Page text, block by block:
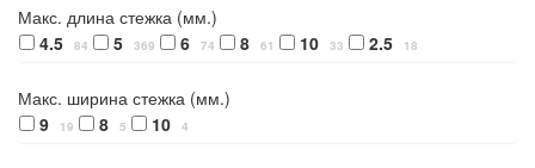
Макс. длина стежка (мм.)
4.5
84 5 369 6 74 8 61 10 33 2.5 18
Макс. ширина стежка (мм.)
9
19 8 5 10 4